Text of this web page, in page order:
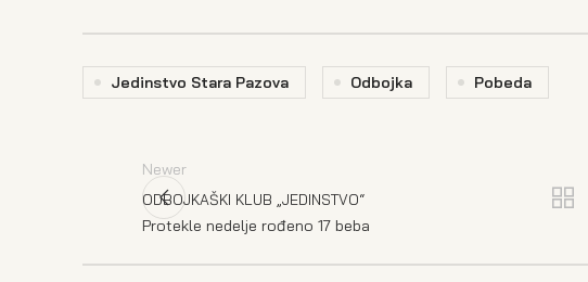
Jedinstvo Stara Pazova Odbojka Pobeda
Newer
ODBOJKAŠKI KLUB „JEDINSTVO“
Protekle nedelje rođeno 17 beba